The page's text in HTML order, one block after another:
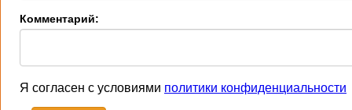
Комментарий:
Я согласен с условиями политики конфиденциальности